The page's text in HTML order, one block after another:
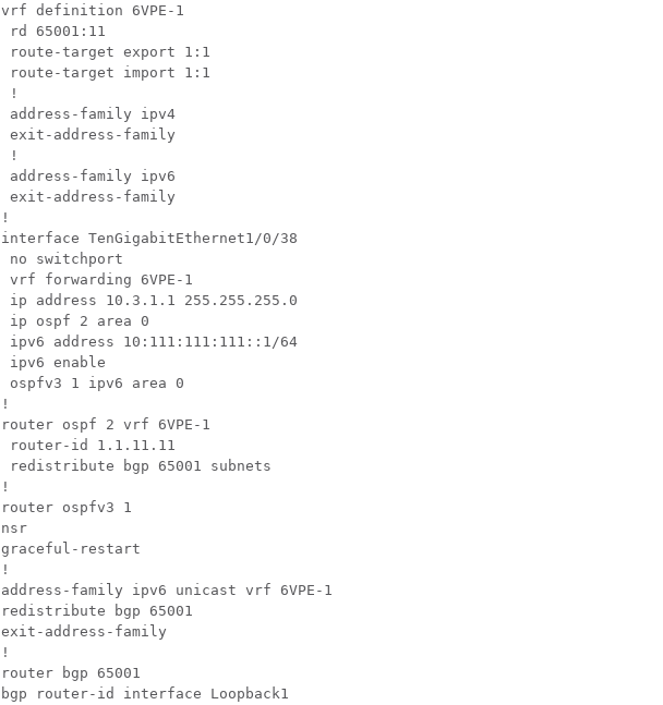
vrf definition 6VPE-1
rd 65001:11
route-target export 1:1
route-target import 1:1
!
address-family ipv4
exit-address-family
!
address-family ipv6
exit-address-family
!
interface TenGigabitEthernet1/0/38
no switchport
vrf forwarding 6VPE-1
ip address 10.3.1.1 255.255.255.0
ip ospf 2 area 0
ipv6 address 10:111:111:111::1/64
ipv6 enable
ospfv3 1 ipv6 area 0
!
router ospf 2 vrf 6VPE-1
router-id 1.1.11.11
redistribute bgp 65001 subnets
!
router ospfv3 1
nsr
graceful-restart
!
address-family ipv6 unicast vrf 6VPE-1
redistribute bgp 65001
exit-address-family
!
router bgp 65001
bgp router-id interface Loopback1